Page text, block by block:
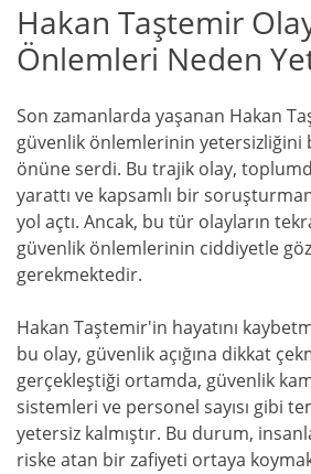
Hakan Taştemir
Önlemleri Neden
Son zamanlarda yaşanan Hakan
güvenlik önlemlerinin yetersizliğini
önüne serdi. Bu trajik olay,
yarattı ve kapsamlı bir
yol açtı. Ancak, bu tür olayların
güvenlik önlemlerinin ciddiyetle
gerekmektedir.
Hakan Taştemir'in hayatını
bu olay, güvenlik açığına dikkat
gerçekleştiği ortamda, güvenlik
sistemleri ve personel sayısı gibi
yetersiz kalmıştır. Bu durum,
riske atan bir zafiyeti ortaya